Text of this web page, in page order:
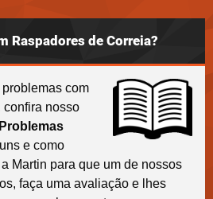
Raspadores de Correia?
com
confira nosso
e como
Martin para que um de nossos
faça uma avaliação e lhes